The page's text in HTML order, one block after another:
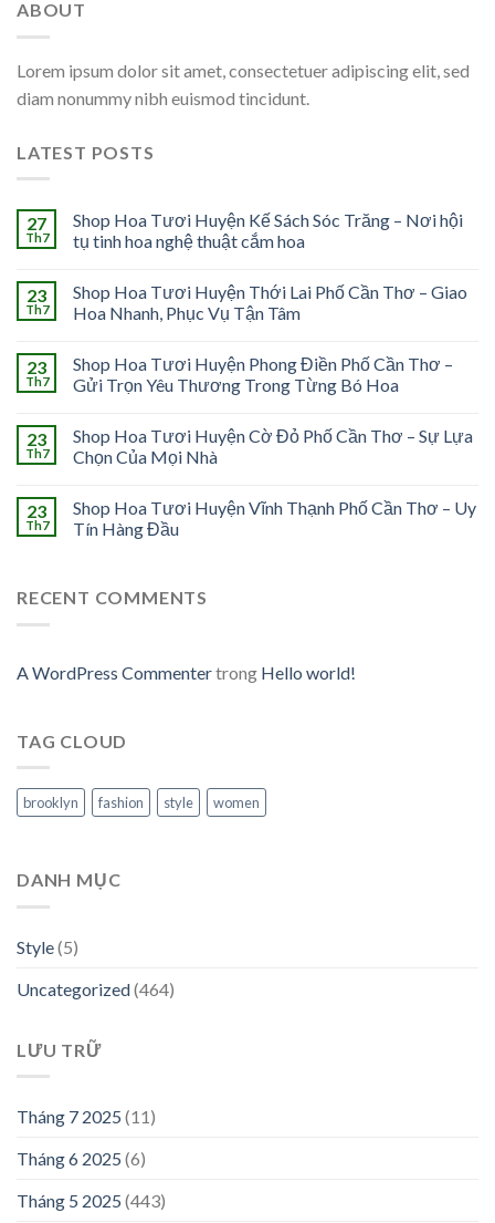
ABOUT
Lorem ipsum dolor sit amet, consectetuer adipiscing elit, sed
diam nonummy nibh euismod tincidunt.
LATEST POSTS
27
Th7
Shop Hoa Tươi Huyện Kế Sách Sóc Trăng – Nơi hội
tụ tinh hoa nghệ thuật cắm hoa
23
Th7
Shop Hoa Tươi Huyện Thới Lai Phố Cần Thơ – Giao
Hoa Nhanh, Phục Vụ Tận Tâm
23
Th7
Shop Hoa Tươi Huyện Phong Điền Phố Cần Thơ –
Gửi Trọn Yêu Thương Trong Từng Bó Hoa
23
Th7
Shop Hoa Tươi Huyện Cờ Đỏ Phố Cần Thơ – Sự Lựa
Chọn Của Mọi Nhà
23
Th7
Shop Hoa Tươi Huyện Vĩnh Thạnh Phố Cần Thơ – Uy
Tín Hàng Đầu
RECENT COMMENTS
A WordPress Commentertrong Hello world!
TAG CLOUD
brooklyn fashion style women
DANH MỤC
Style(5)
Uncategorized(464)
LƯU TRỮ
Tháng 7 2025 (11)
Tháng 6 2025 (6)
Tháng 5 2025 (443)